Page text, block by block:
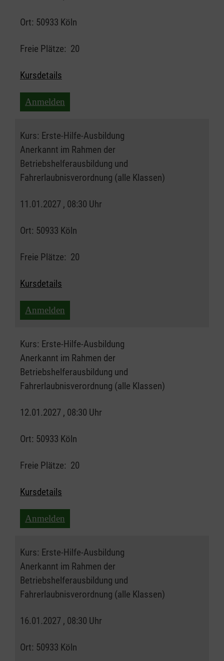
Ort: 50933 Köln
Freie Plätze: 20
Kursdetails
Anmelden
Kurs: Erste-Hilfe-Ausbildung
Anerkannt im Rahmen der
Betriebshelferausbildung und
Fahrerlaubnisverordnung (alle Klassen)
11.01.2027 , 08:30 Uhr
Ort: 50933 Köln
Freie Plätze: 20
Kursdetails
Anmelden
Kurs: Erste-Hilfe-Ausbildung
Anerkannt im Rahmen der
Betriebshelferausbildung und
Fahrerlaubnisverordnung (alle Klassen)
12.01.2027 , 08:30 Uhr
Ort: 50933 Köln
Freie Plätze: 20
Kursdetails
Anmelden
Kurs: Erste-Hilfe-Ausbildung
Anerkannt im Rahmen der
Betriebshelferausbildung und
Fahrerlaubnisverordnung (alle Klassen)
16.01.2027 , 08:30 Uhr
Ort: 50933 Köln